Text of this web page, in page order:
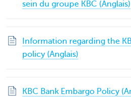
sein du groupe KBC (Anglais)
Information regarding the
policy (Anglais)
KBC Bank Embargo Policy